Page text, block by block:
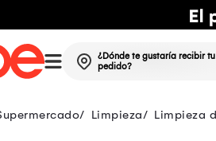
¿Dónde te gustaría recibir tu
pedido?
Limpieza Limpieza